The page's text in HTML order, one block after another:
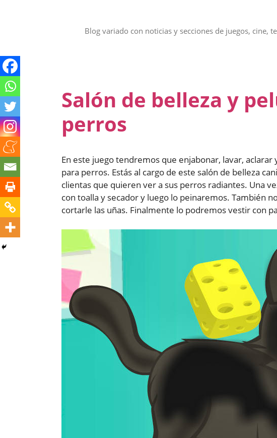
Blog variado con noticias y secciones de juegos, cine,
Salón de belleza y
perros
En este juego tendremos que enjabonar, lavar,
para perros. Estás al cargo de este salón de belleza
clientas que quieren ver a sus perros radiantes. Una
con toalla y secador y luego lo peinaremos. También
cortarle las uñas. Finalmente lo podremos vestir con